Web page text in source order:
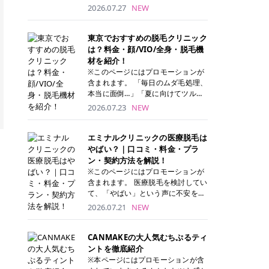
ナーパッド」は、化粧水や美容液を
トナーパッドは洗顔後に肌をやさし
く拭き取ることで、古い角質や余分
な皮脂汚れをオフしながら、うるお
いを与えられるのが特徴✨ さらに、
気になる部分には数分のせて部分用
パックとしても使用できるため、1
両方を叶えられます。 韓国コスメブ
ランドを中心に人気を集めていまし
たが、現在では日本でも定番のスキ
ンケアアイテムとして幅広い世代に
愛用されています。 トナーパッドの
特徴 トナーパッドと拭き取り化粧水
の違い 「トナーパッド」と「拭き取
り化粧水」はどちらも洗顔後に使用
するスキンケアアイテムですが、使
い方や特徴に違いがあります。 トナ
ーパッドは、化粧水があらかじめパ
ッドに含まれているため、コットン
を用意する手間がなく、忙しい朝で
もサッと使えるのが魅力です。 ま
た、保湿成分を豊富に配合した商品
2026.07.27 NEW
東京でおすすめの脱毛クリニック
は？料金・顔/VIO/全身・脱毛機
材を紹介！
※このページにはプロモーションが
含まれます。 「毎日のムダ毛処理、
本当に面倒…」「夏に向けてツルツ
ル肌になりたい！」 そう思って東京
べばいいの？と迷ってしまいますよ
ね。 この記事では、医療脱毛の基本
から、東京で特に通いやすいフレイ
アクリニック・レジーナクリニッ
ク・エミナルクリニック・リゼクリ
ニックの4院について、分かりやす
リニックを見つけて、面倒な自己処
理から卒業しちゃいましょう♪ クリ
ニック 全身＋VIO 全身＋VIO＋顔 特
徴 脱毛器 詳細 フレイアクリニック
52,800円(税込)/5回 94,600円(税
込)/5回 肌への負担に配慮しなが
2026.07.23 NEW
エミナルクリニックの医療脱毛は
やばい？｜口コミ・料金・プラ
ン・契約方法を解説！
※このページにはプロモーションが
含まれます。 医療脱毛を検討してい
て、「やばい」という声に不安を抱
える方も多いのではないでしょう
体系をはじめ、学生や友人同士でお
得になる割引キャンペーン、無料カ
ウンセリングから施術までの具体的
2026.07.21 NEW
CANMAKEの大人気むちぷるティ
ントを徹底紹介
※本ページにはプロモーションが含